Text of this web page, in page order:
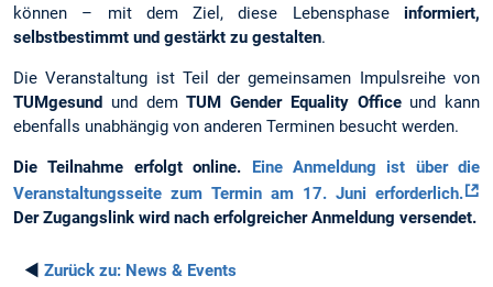
können – mit dem Ziel, diese Lebensphase informiert,
selbstbestimmt und gestärkt zu gestalten.
Die Veranstaltung ist Teil der gemeinsamen Impulsreihe von
TUMgesund und demTUM Gender Equality Officeund kann
ebenfalls unabhängig von anderen Terminen besucht werden.
Die Teilnahme erfolgt online. Eine Anmeldung ist über die
Veranstaltungsseite zum Termin am 17. Juni erforderlich.
Der Zugangslink wird nach erfolgreicher Anmeldung versendet.
◄ Zurück zu: News & Events